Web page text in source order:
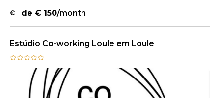
de € 150/month
Estúdio Co-working Loule em Loule